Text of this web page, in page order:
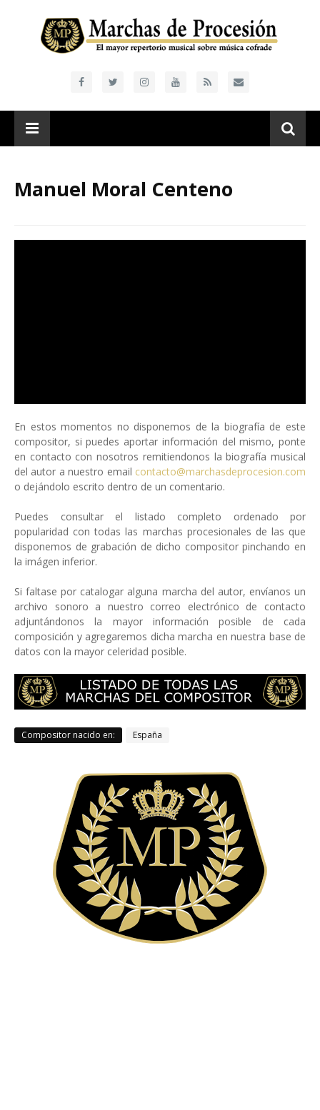
Manuel Moral Centeno
En estos momentos no disponemos de la biografía de este
compositor, si puedes aportar información del mismo, ponte
en contacto con nosotros remitiendonos la biografía musical
del autor a nuestro email contacto@marchasdeprocesion.com
o dejándolo escrito dentro de un comentario.
Puedes consultar el listado completo ordenado por
popularidad con todas las marchas procesionales de las que
disponemos de grabación de dicho compositor pinchando en
la imágen inferior.
Si faltase por catalogar alguna marcha del autor, envíanos un
archivo sonoro a nuestro correo electrónico de contacto
adjuntándonos la mayor información posible de cada
composición y agregaremos dicha marcha en nuestra base de
datos con la mayor celeridad posible.
Compositor nacido en: España